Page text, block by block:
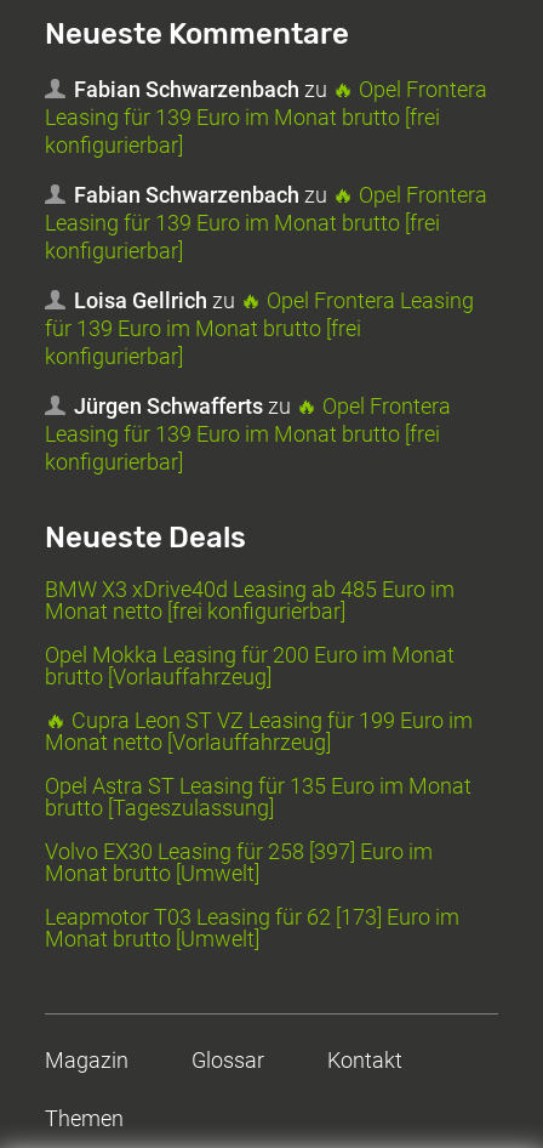
Neueste Kommentare
Fabian Schwarzenbach zu 🔥 Opel Frontera
Leasing für 139 Euro im Monat brutto [frei
konfigurierbar]
Fabian Schwarzenbach zu 🔥 Opel Frontera
Leasing für 139 Euro im Monat brutto [frei
konfigurierbar]
Loisa Gellrich zu 🔥 Opel Frontera Leasing
für 139 Euro im Monat brutto [frei
konfigurierbar]
Jürgen Schwafferts zu 🔥 Opel Frontera
Leasing für 139 Euro im Monat brutto [frei
konfigurierbar]
Neueste Deals
BMW X3 xDrive40d Leasing ab 485 Euro im
Monat netto [frei konfigurierbar]
Opel Mokka Leasing für 200 Euro im Monat
brutto [Vorlauffahrzeug]
🔥 Cupra Leon ST VZ Leasing für 199 Euro im
Monat netto [Vorlauffahrzeug]
Opel Astra ST Leasing für 135 Euro im Monat
brutto [Tageszulassung]
Volvo EX30 Leasing für 258 [397] Euro im
Monat brutto [Umwelt]
Leapmotor T03 Leasing für 62 [173] Euro im
Monat brutto [Umwelt]
Magazin Glossar Kontakt
Themen